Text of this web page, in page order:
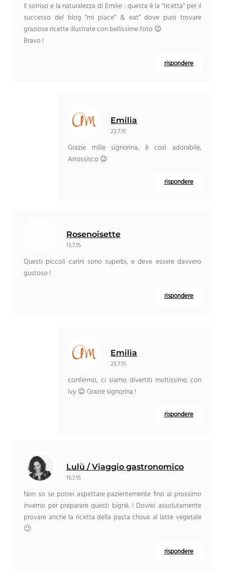
Il sorriso e la naturalezza di Emilie : questa è la “ricetta” per il
successo del blog “mi piace” & eat” dove puoi trovare
graziose ricette illustrate con bellissime foto 😉
Bravo !
rispondere
Emilia
23.7.15
Grazie mille signorina, è così adorabile,
Arrossisco 😉
rispondere
Rosenoisette
13.7.15
Questi piccoli carini sono superbi, e deve essere davvero
gustoso !
rispondere
Emilia
23.7.15
confermo, ci siamo divertiti moltissimo con
Ivy 😉 Grazie signorina !
rispondere
Lulù / Viaggio gastronomico
15.7.15
Non so se potrei aspettare pazientemente fino al prossimo
inverno per preparare questi bignè. ! Dovrei assolutamente
provare anche la ricetta della pasta choux al latte vegetale
🙂
rispondere